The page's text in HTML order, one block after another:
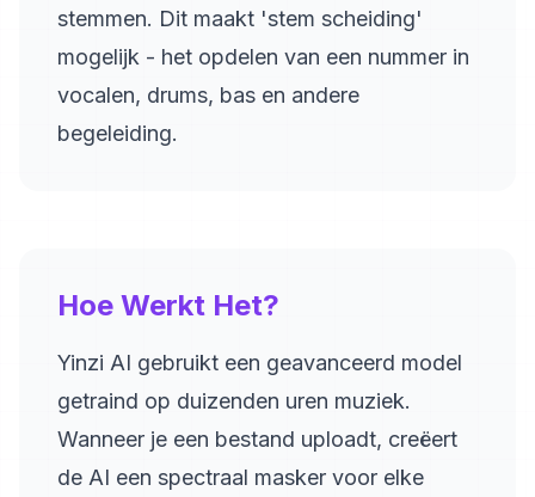
stemmen. Dit maakt 'stem scheiding'
mogelijk - het opdelen van een nummer in
vocalen, drums, bas en andere
begeleiding.
Hoe Werkt Het?
Yinzi AI gebruikt een geavanceerd model
getraind op duizenden uren muziek.
Wanneer je een bestand uploadt, creëert
de AI een spectraal masker voor elke